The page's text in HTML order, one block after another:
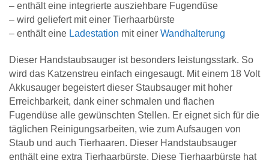
– enthält eine integrierte ausziehbare Fugendüse
– wird geliefert mit einer Tierhaarbürste
– enthält eine Ladestation mit einer Wandhalterung
Dieser Handstaubsauger ist besonders leistungsstark. So
wird das Katzenstreu einfach eingesaugt. Mit einem 18 Volt
Akkusauger begeistert dieser Staubsauger mit hoher
Erreichbarkeit, dank einer schmalen und flachen
Fugendüse alle gewünschten Stellen. Er eignet sich für die
täglichen Reinigungsarbeiten, wie zum Aufsaugen von
Staub und auch Tierhaaren. Dieser Handstaubsauger
enthält eine extra Tierhaarbürste. Diese Tierhaarbürste hat